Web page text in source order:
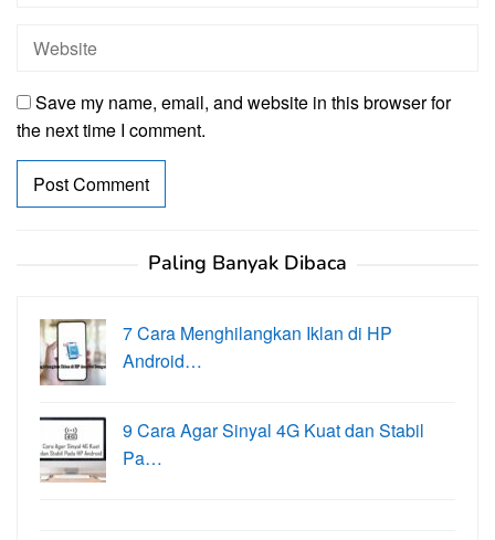
Save my name, email, and website in this browser for
the next time I comment.
Paling Banyak Dibaca
7 Cara Menghilangkan Iklan di HP
Android…
9 Cara Agar Sinyal 4G Kuat dan Stabil
Pa…